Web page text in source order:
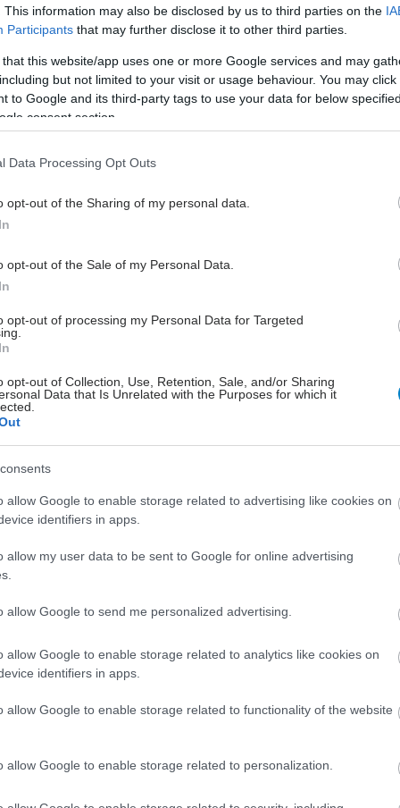
This information may also be disclosed by us to third parties on the
Participants that may further disclose it to other third parties.
that this website/app uses one or more Google services and may
but not limited to your visit or usage behaviour. You may
to Google and its third-party tags to use your data for below
consent section.
Data Processing Opt Outs
opt-out of the Sharing of my personal data.
opt-out of the Sale of my Personal Data.
opt-out of processing my Personal Data for Targeted
opt-out of Collection, Use, Retention, Sale, and/or Sharing
Data that Is Unrelated with the Purposes for which it
allow Google to enable storage related to advertising like cookies on
identifiers in apps.
allow my user data to be sent to Google for online advertising
allow Google to send me personalized advertising.
allow Google to enable storage related to analytics like cookies on
identifiers in apps.
allow Google to enable storage related to functionality of the website
allow Google to enable storage related to personalization.
τεχνητή νοημοσύνη για να εντοπίσει ασθενείς
γνωστική εξασθένηση είτε με άνοια. Διαπίστωσαν
το 8% των ασθενών λάμβαναν γλυκοζαμίνη.
παραγόντων όπως η ηλικία και το φύλο,
MCI και χρησιμοποιούσαν το συμπλήρωμα είχαν
που είχαν ήδη άνοια, η χρήση γλυκοζαμίνης
δημοσιεύτηκε στο Nature Metabolism,
διαδικασία που εμπλέκεται στη νόσο Αλτσχάιμερ. Η
μπορεί να διαπεράσει τον εγκέφαλο και να
διαπίστωσαν ότι αυτή η οδός φαίνεται να είναι
τα εγκεφαλικά κύτταρα.
που πάσχει από Αλτσχάιμερ προσθέτει πάρα
στην ασθένεια αντί να προστατεύει από αυτήν»,
συγγραφέας Δρ Ματ Τζέντρι.
σε ποντίκια υποστήριξαν αυτή τη θεωρία, δείχνοντας
της οδού τα βελτίωσε.
μια σύνδεση, όχι αιτία και αποτέλεσμα. Η έρευνα
επιταχύνει άμεσα την άνοια.
συσχέτιση και όχι απόδειξη αιτιότητας, εγείρει